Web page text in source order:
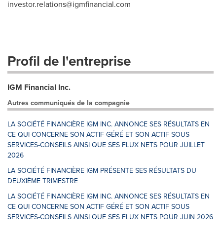
investor.relations@igmfinancial.com
Profil de l'entreprise
IGM Financial Inc.
Autres communiqués de la compagnie
LA SOCIÉTÉ FINANCIÈRE IGM INC. ANNONCE SES RÉSULTATS EN
CE QUI CONCERNE SON ACTIF GÉRÉ ET SON ACTIF SOUS
SERVICES-CONSEILS AINSI QUE SES FLUX NETS POUR JUILLET
2026
LA SOCIÉTÉ FINANCIÈRE IGM PRÉSENTE SES RÉSULTATS DU
DEUXIÈME TRIMESTRE
LA SOCIÉTÉ FINANCIÈRE IGM INC. ANNONCE SES RÉSULTATS EN
CE QUI CONCERNE SON ACTIF GÉRÉ ET SON ACTIF SOUS
SERVICES-CONSEILS AINSI QUE SES FLUX NETS POUR JUIN 2026